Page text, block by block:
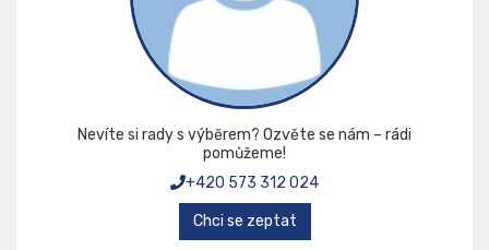
Nevíte si rady s výběrem? Ozvěte se nám – rádi
pomůžeme!
+420 573 312 024
Chci se zeptat